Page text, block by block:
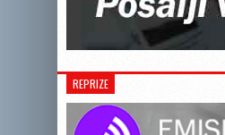
REPRIZE